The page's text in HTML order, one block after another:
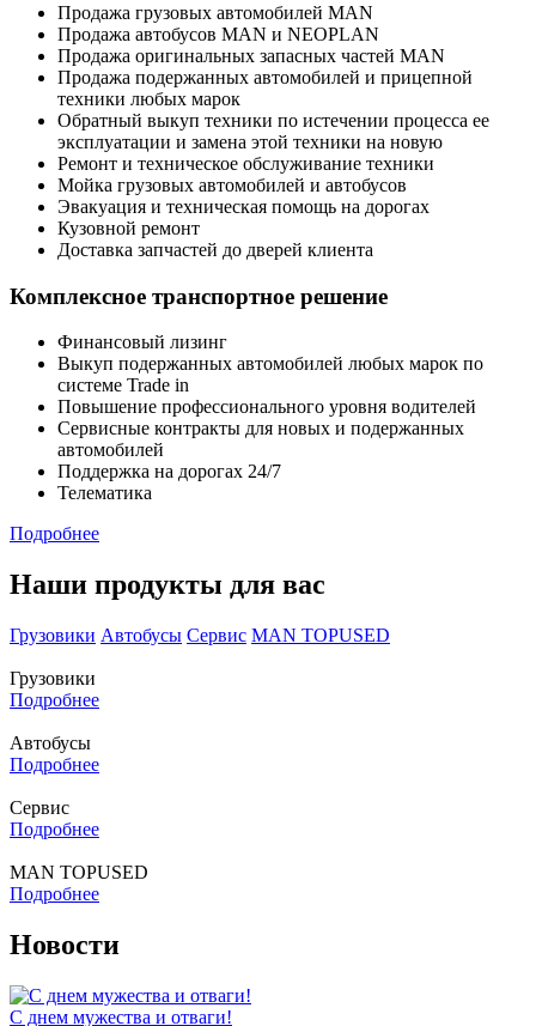
Продажа грузовых автомобилей MAN
Продажа автобусов MAN и NEOPLAN
Продажа оригинальных запасных частей MAN
Продажа подержанных автомобилей и прицепной
техники любых марок
Обратный выкуп техники по истечении процесса ее
эксплуатации и замена этой техники на новую
Ремонт и техническое обслуживание техники
Мойка грузовых автомобилей и автобусов
Эвакуация и техническая помощь на дорогах
Кузовной ремонт
Доставка запчастей до дверей клиента
Комплексное транспортное решение
Финансовый лизинг
Выкуп подержанных автомобилей любых марок по
системе Trade in
Повышение профессионального уровня водителей
Сервисные контракты для новых и подержанных
автомобилей
Поддержка на дорогах 24/7
Телематика
Подробнее
Наши продукты для вас
Грузовики Автобусы Сервис MAN TOPUSED
Грузовики
Подробнее
Автобусы
Подробнее
Сервис
Подробнее
MAN TOPUSED
Подробнее
Новости
С днем мужества и отваги!